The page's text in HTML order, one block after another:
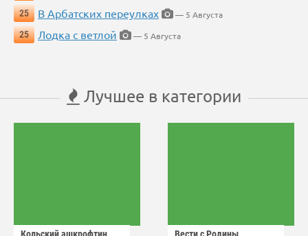
25
В Арбатских переулках
— 5 Августа
25
Лодка с ветлой — 5 Августа
Лучшее в категории